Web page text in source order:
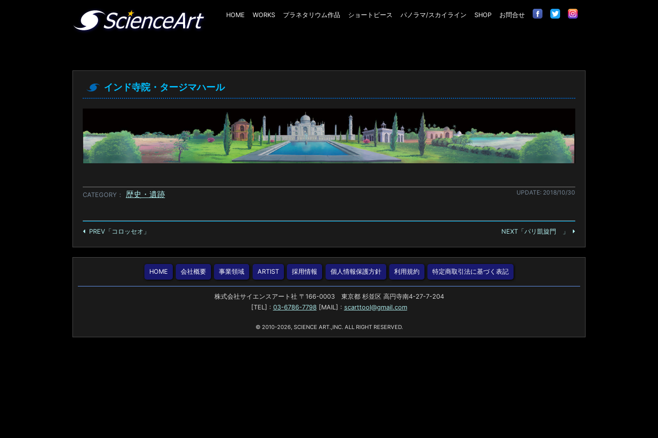
HOME WORKS プラネタリウム作品 ショートピース パノラマ/スカイライン SHOP お問合せ
インド寺院・タージマハール
CATEGORY 歴史・遺跡 UPDATE: 2018/10/30
PREV「コロッセオ」 NEXT「パリ凱旋門 」
HOME 会社概要 事業領域 ARTIST 採用情報 個人情報保護方針 利用規約 特定商取引法に基づく表記
株式会社サイエンスアート社 〒166-0003 東京都 杉並区 高円寺南4-27-7-204
[TEL] : 03-6786-7798 [MAIL] : scarttool@gmail.com
© 2010-2026, SCIENCE ART.,INC. ALL RIGHT RESERVED.